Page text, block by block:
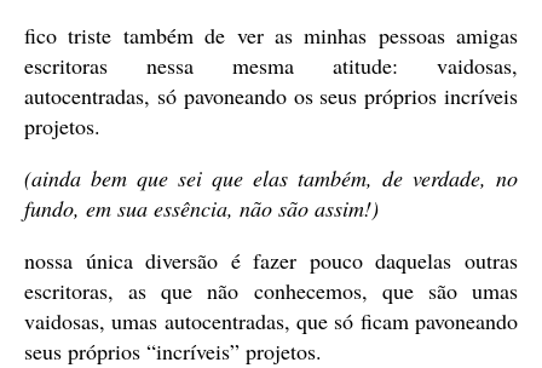
fico triste também de ver as minhas pessoas amigas
escritoras nessa mesma atitude: vaidosas,
autocentradas, só pavoneando os seus próprios incríveis
projetos.
(ainda bem que sei que elas também, de verdade, no
fundo, em sua essência, não são assim!)
nossa única diversão é fazer pouco daquelas outras
escritoras, as que não conhecemos, que são umas
vaidosas, umas autocentradas, que só ficam pavoneando
seus próprios “incríveis” projetos.